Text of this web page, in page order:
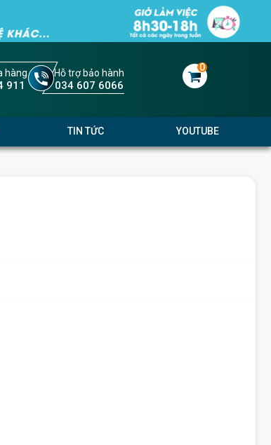
hàng
911
Hỗ trợ bảo hành
034 607 6066
0
TIN TỨC YOUTUBE